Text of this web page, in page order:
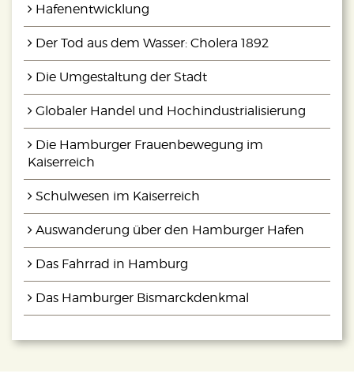
Hafenentwicklung
Der Tod aus dem Wasser: Cholera 1892
Die Umgestaltung der Stadt
Globaler Handel und Hochindustrialisierung
Die Hamburger Frauenbewegung im
Kaiserreich
Schulwesen im Kaiserreich
Auswanderung über den Hamburger Hafen
Das Fahrrad in Hamburg
Das Hamburger Bismarckdenkmal